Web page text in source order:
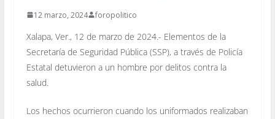
12 marzo, 2024 foropolitico
Xalapa, Ver., 12 de marzo de 2024.- Elementos de la
Secretaría de Seguridad Pública (SSP), a través de Policía
Estatal detuvieron a un hombre por delitos contra la
salud.
Los hechos ocurrieron cuando los uniformados realizaban